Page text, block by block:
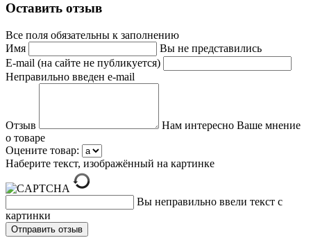
Оставить отзыв
Все поля обязательны к заполнению
Имя
Вы не представились
E-mail (на сайте не публикуется)
Неправильно введен e-mail
Отзыв
Нам интересно Ваше мнение
о товаре
Оцените товар:
Наберите текст, изображённый на картинке
Вы неправильно ввели текст с
картинки